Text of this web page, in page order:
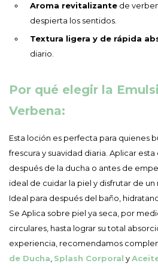
Aroma revitalizante de
despierta los sentidos.
Textura ligera y de rápida
diario.
Por qué elegir la
Verbena:
Esta loción es perfecta para quienes
frescura y suavidad diaria. Aplicar
después de la ducha o antes de
ideal de cuidar la piel y disfrutar de
Ideal para después del baño,
Se Aplica sobre piel ya seca, por
circulares, hasta lograr su total
experiencia, recomendamos
de Ducha Splash Corporal y